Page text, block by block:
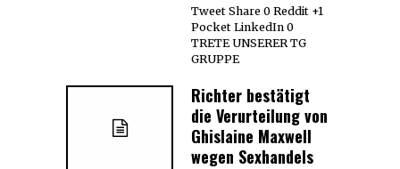
Tweet Share 0 Reddit +1
Pocket LinkedIn 0
TRETE UNSERER TG
GRUPPE
Richter bestätigt
die Verurteilung von
Ghislaine Maxwell
wegen Sexhandels